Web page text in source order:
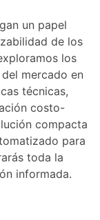
un papel
de los
los
mercado en
técnicas,
costo-
compacta
para
toda la
informada.